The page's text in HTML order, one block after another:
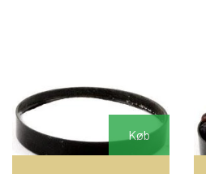
Køb